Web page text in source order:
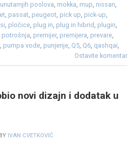
poslova, mokka, mup, nissan,
, passat, peugeot, pick up, pick-up,
, pločice, plug in, plug in hibrid, plugin,
potrošnja, premijer, premijera, prevare,
, pumpa vode, punjenje, Q5, Q6, qashqai,
Ostavite komentar
novi dizajn i dodatak u
BY IVAN CVETKOVIĆ